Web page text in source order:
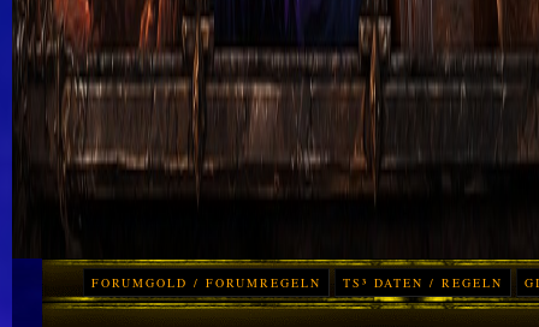
FORUMGOLD / FORUMREGELN TS³ DATEN / REGELN